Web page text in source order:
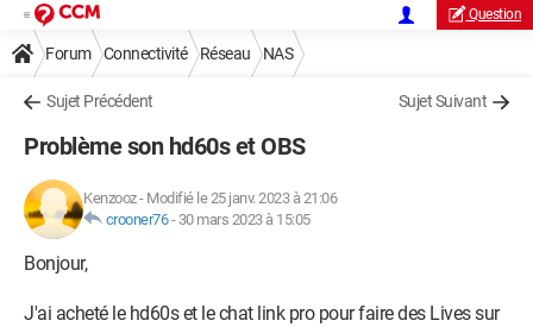
Question
Forum Connectivité Réseau NAS
Sujet Précédent Sujet Suivant
Problème son hd60s et OBS
Kenzooz- Modifié le 25 janv. 2023 à 21:06
crooner76- 30 mars 2023 à 15:05
Bonjour,
J'ai acheté le hd60s et le chat link pro pour faire des Lives sur